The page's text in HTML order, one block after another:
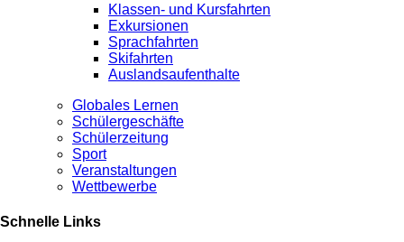
Klassen- und Kursfahrten
Exkursionen
Sprachfahrten
Skifahrten
Auslandsaufenthalte
Globales Lernen
Schülergeschäfte
Schülerzeitung
Sport
Veranstaltungen
Wettbewerbe
Schnelle Links